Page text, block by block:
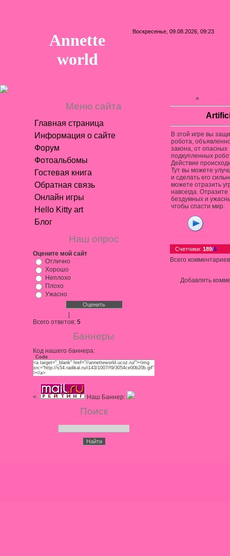
Annette
world
Воскресенье, 09.08.2026, 09:23
Меню сайта
Главная страница
Информация о сайте
Форум
Фотоальбомы
Гостевая книга
Обратная связь
Онлайн игры
Hello Kitty art
Блог
Наш опрос
Оцените мой сайт
Отлично
Хорошо
Неплохо
Плохо
Ужасно
Всего ответов: 5
Баннеры
Код нашего баннера:
Code
<a target="_blank" href="//annetteworld.ucoz.ru/"><img
src="http://s54.radikal.ru/i143/1007/f9/3054ce00b20b.gif"
></a>
< Наш Баннер:
Поиск
»
В этой игре вы
робота,
закона, от опасных
подкупленных
Действие
Тут вы можете
и сделать его
можете отразить
навсегда. Отразите
бездумных и
чтобы спасти мир.
Счетчики: 189/5
Всего комментариев
Добавлять